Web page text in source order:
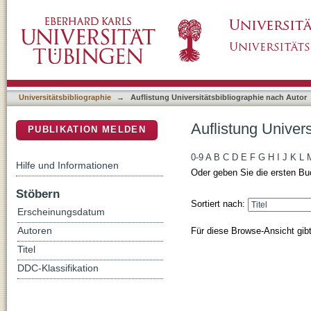
Universitätsbibliographie → Auflistung Universitätsbibliographie nach Autor
Auflistung
0-9 A B C D E F G H J K L
Oder geben Sie die ersten
Sortiert nach:
Für diese Browse-Ansicht
PUBLIKATION MELDEN
Hilfe und Informationen
Stöbern
Erscheinungsdatum
Autoren
Titel
DDC-Klassifikation